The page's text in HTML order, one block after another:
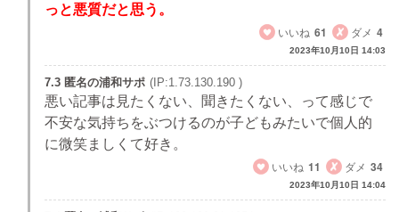
っと悪質だと思う。
いいね 61 ダメ 4
2023年10月10日 14:03
7.3 匿名の浦和サポ (IP:1.73.130.190 )
悪い記事は見たくない、聞きたくない、って感じで
不安な気持ちをぶつけるのが子どもみたいで個人的
に微笑ましくて好き。
いいね 11 ダメ 34
2023年10月10日 14:04